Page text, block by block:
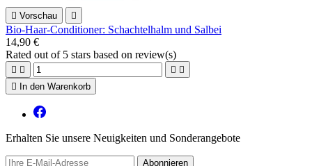
 Vorschau 
Bio-Haar-Conditioner: Schachtelhalm und Salbei
14,90 €
Rated out of 5 stars based on review(s)
   
 In den Warenkorb
Erhalten Sie unsere Neuigkeiten und Sonderangebote